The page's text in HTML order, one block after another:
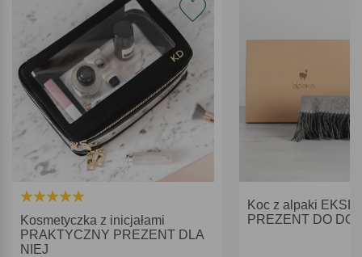
Kosmetyczka z inicjałami
PRAKTYCZNY PREZENT DLA
NIEJ
Koc z alpaki
PREZENT DO